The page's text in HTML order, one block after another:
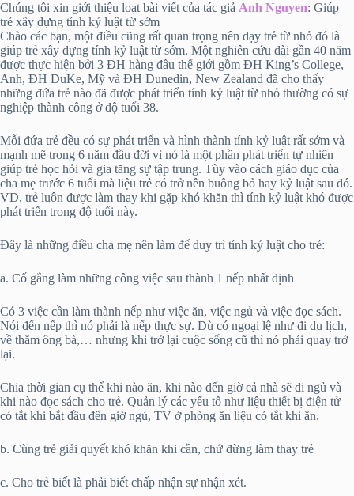
Chúng tôi xin giới thiệu loạt bài viết của tác giả Anh Nguyen: Giúp
trẻ xây dựng tính kỷ luật từ sớm
Chào các bạn, một điều cũng rất quan trọng nên dạy trẻ từ nhỏ đó là
giúp trẻ xây dựng tính kỷ luật từ sớm. Một nghiên cứu dài gần 40 năm
được thực hiện bởi 3 ĐH hàng đầu thế giới gồm ĐH King’s College,
Anh, ĐH DuKe, Mỹ và ĐH Dunedin, New Zealand đã cho thấy
những đứa trẻ nào đã được phát triển tính kỷ luật từ nhỏ thường có sự
nghiệp thành công ở độ tuổi 38.
Mỗi đứa trẻ đều có sự phát triển và hình thành tính kỷ luật rất sớm và
mạnh mẽ trong 6 năm đầu đời vì nó là một phần phát triển tự nhiên
giúp trẻ học hỏi và gia tăng sự tập trung. Tùy vào cách giáo dục của
cha mẹ trước 6 tuổi mà liệu trẻ có trở nên buông bỏ hay kỷ luật sau đó.
VD, trẻ luôn được làm thay khi gặp khó khăn thì tính kỷ luật khó được
phát triển trong độ tuổi này.
Đây là những điều cha mẹ nên làm để duy trì tính kỷ luật cho trẻ:
a. Cố gắng làm những công việc sau thành 1 nếp nhất định
Có 3 việc cần làm thành nếp như việc ăn, việc ngủ và việc đọc sách.
Nói đến nếp thì nó phải là nếp thực sự. Dù có ngoại lệ như đi du lịch,
về thăm ông bà,… nhưng khi trở lại cuộc sống cũ thì nó phải quay trở
lại.
Chia thời gian cụ thể khi nào ăn, khi nào đến giờ cả nhà sẽ đi ngủ và
khi nào đọc sách cho trẻ. Quản lý các yếu tố như liệu thiết bị điện tử
có tắt khi bắt đầu đến giờ ngủ, TV ở phòng ăn liệu có tắt khi ăn.
b. Cùng trẻ giải quyết khó khăn khi cần, chứ đừng làm thay trẻ
c. Cho trẻ biết là phải biết chấp nhận sự nhận xét.